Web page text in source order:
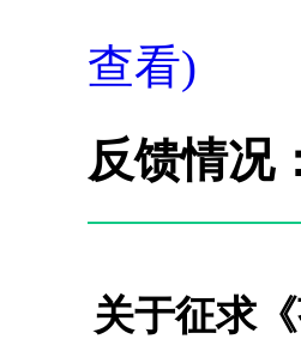
查看)
反馈情况
关于征求